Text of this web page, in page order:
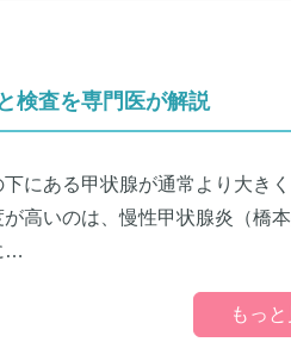
検査を専門医が解説
にある甲状腺が通常より大き
高いのは、慢性甲状腺炎（橋
…
もっ